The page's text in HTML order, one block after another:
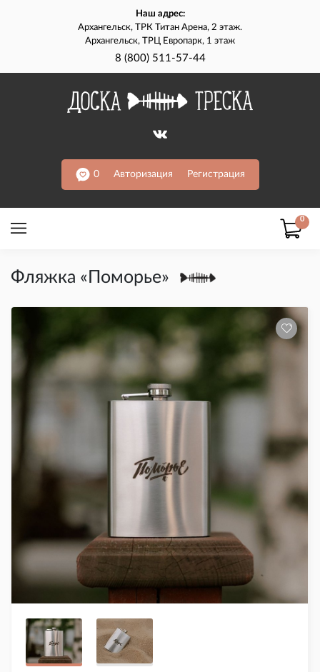
Наш адрес:
Архангельск, ТРК Титан Арена, 2 этаж.
Архангельск, ТРЦ Европарк, 1 этаж
8 (800) 511-57-44
0 Авторизация Регистрация
0
Фляжка «Поморье»